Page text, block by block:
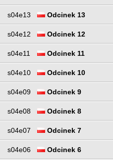
s04e13 Odcinek 13
s04e12 Odcinek 12
s04e11 Odcinek 11
s04e10 Odcinek 10
s04e09 Odcinek 9
s04e08 Odcinek 8
s04e07 Odcinek 7
s04e06 Odcinek 6